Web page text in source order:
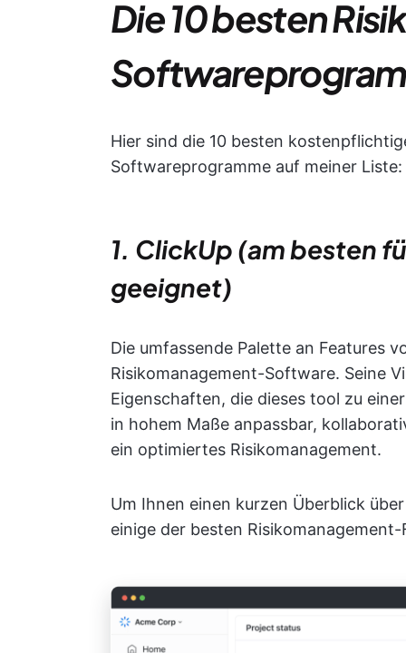
Die 10 besten
Hier sind die 10 besten
Softwareprogramme auf meiner Liste:
1. ClickUp (am besten
geeignet)
Die umfassende Palette an Features
Risikomanagement-Software. Seine
Eigenschaften, die dieses tool zu
in hohem Maße anpassbar,
ein optimiertes Risikomanagement.
Um Ihnen einen kurzen Überblick
einige der besten